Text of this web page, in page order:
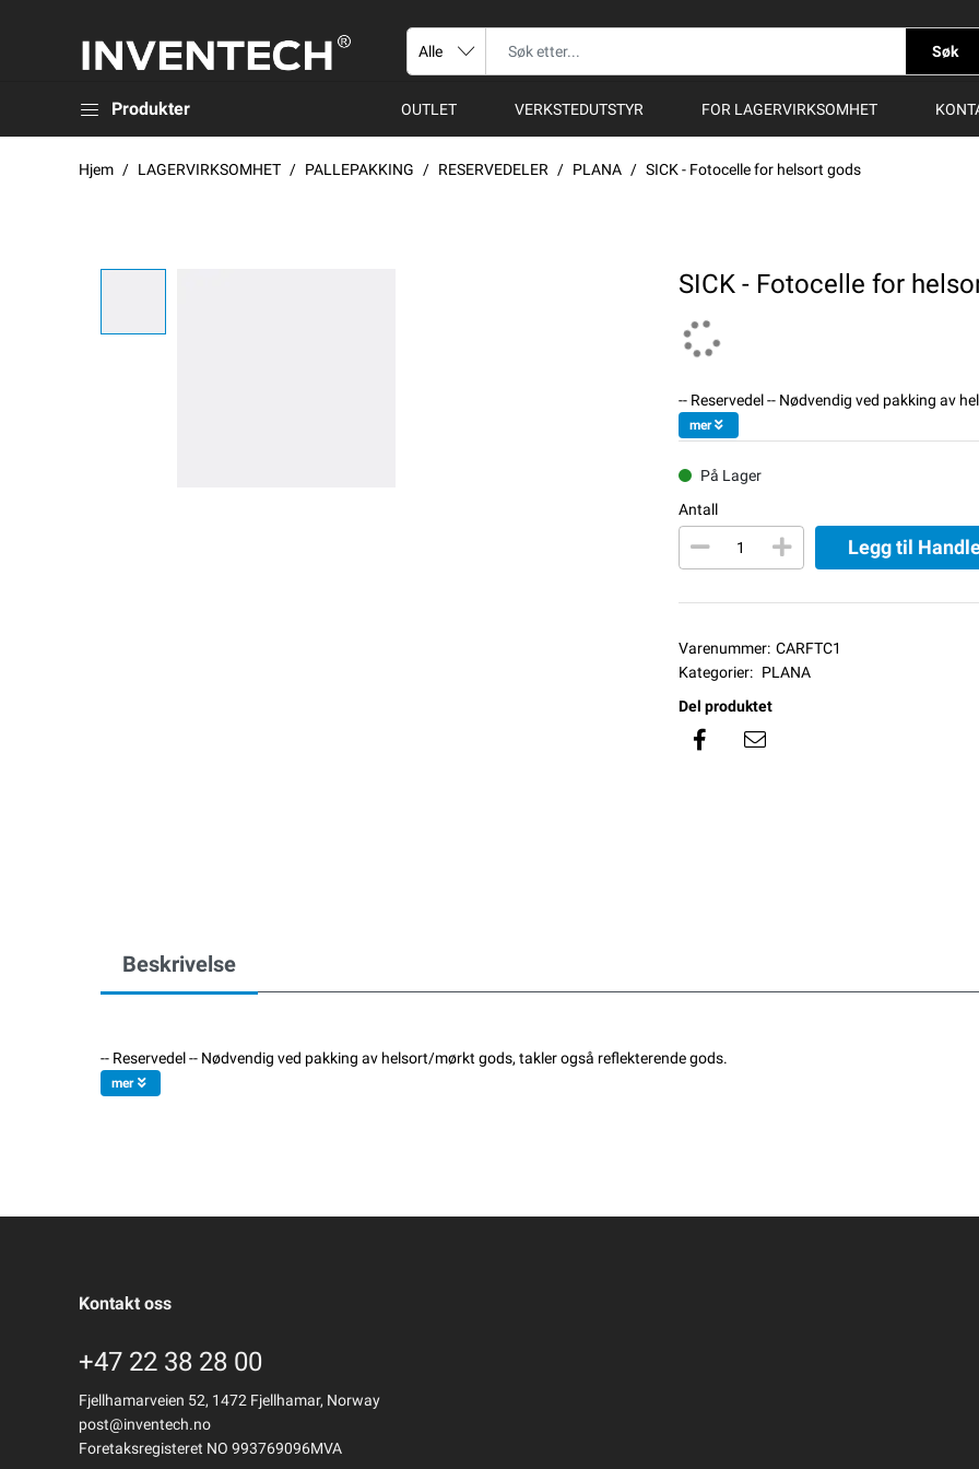
Søk
Produkter OUTLET VERKSTEDUTSTYR FOR LAGERVIRKSOMHET
Hjem LAGERVIRKSOMHET PALLEPAKKING RESERVEDELER PLANA SICK - Fotocelle for helsort gods
SICK - Fotocelle for
-- Reservedel -- Nødvendig ved pakking av
mer
På Lager
Antall
Legg til
Varenummer: CARFTC1
Kategorier: PLANA
Del produktet
Beskrivelse
-- Reservedel -- Nødvendig ved pakking av helsort/mørkt gods, takler også reflekterende gods.
mer
Kontakt oss
+47 22 38 28 00
Fjellhamarveien 52, 1472 Fjellhamar, Norway
post@inventech.no
Foretaksregisteret NO 993769096MVA